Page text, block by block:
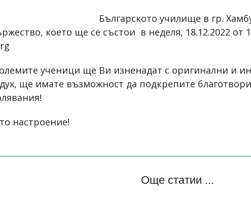
Българското училище в гр.
което ще се състои в неделя, 18.12.2022 от
ученици ще Ви изненадат с оригинални и
ще имате възможност да подкрепите
настроение!
Още статии ...